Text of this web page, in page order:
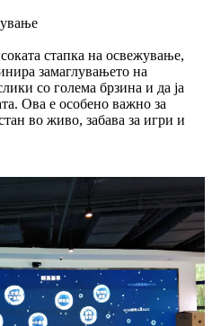
стапка на освежување,
замаглувањето на
со голема брзина и да ја
Ова е особено важно за
во живо, забава за игри и